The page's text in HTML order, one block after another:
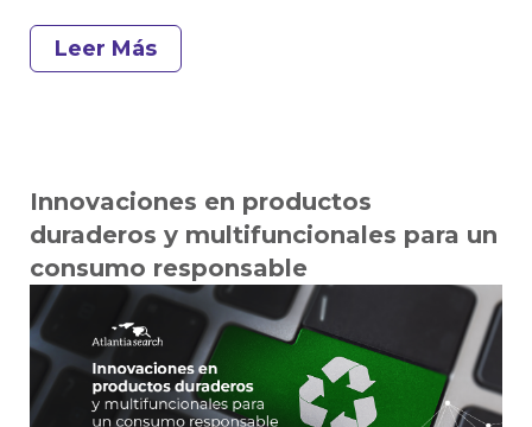
Leer Más
Innovaciones en productos
duraderos y multifuncionales para un
consumo responsable